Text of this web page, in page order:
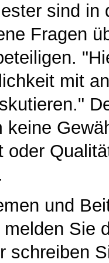
sind in
Fragen
mit
keine
oder
und
Sie
schreiben